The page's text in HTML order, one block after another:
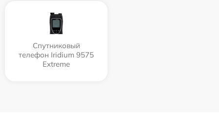
Спутниковый
телефон Iridium 9575
Extreme